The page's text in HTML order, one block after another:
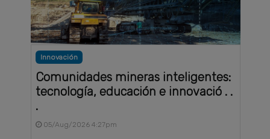
Innovación
Comunidades mineras inteligentes:
tecnología, educación e innovació . .
.
05/Aug/2026 4:27pm